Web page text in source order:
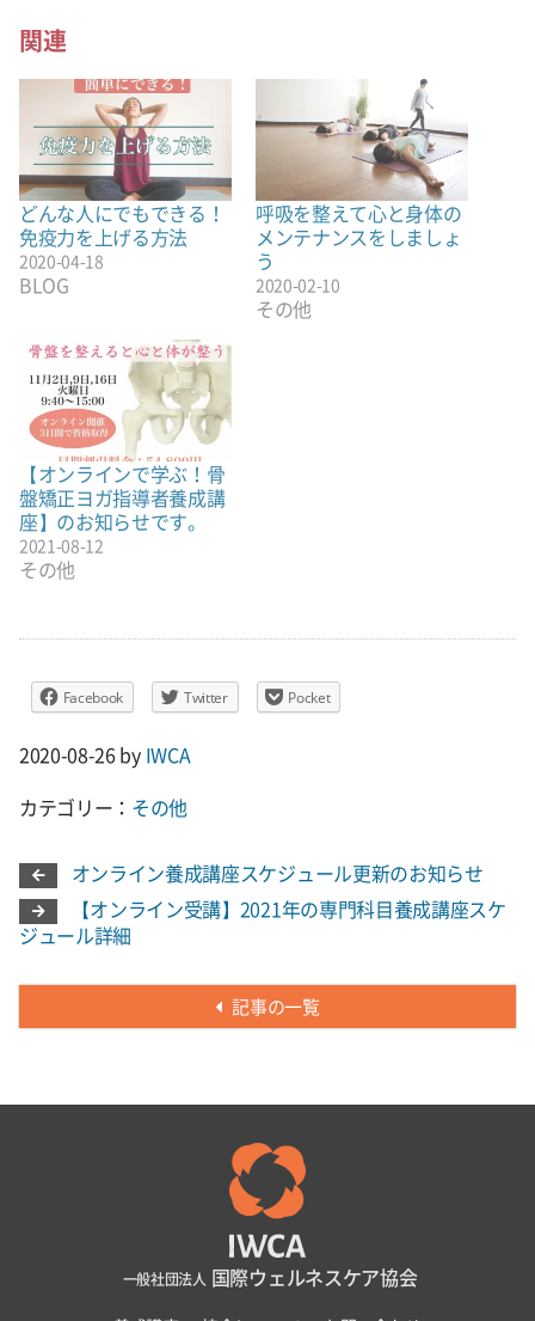
関連
どんな人にでもできる！
免疫力を上げる方法
2020-04-18
BLOG
呼吸を整えて心と身体の
メンテナンスをしましょ
う
2020-02-10
その他
【オンラインで学ぶ！骨
盤矯正ヨガ指導者養成講
座】のお知らせです。
2021-08-12
その他
Facebook Twitter Pocket
2020-08-26by IWCA
カテゴリー： その他
オンライン養成講座スケジュール更新のお知らせ
【オンライン受講】2021年の専門科目養成講座スケ
ジュール詳細
記事の一覧
一般社団法人 国際ウェルネスケア協会